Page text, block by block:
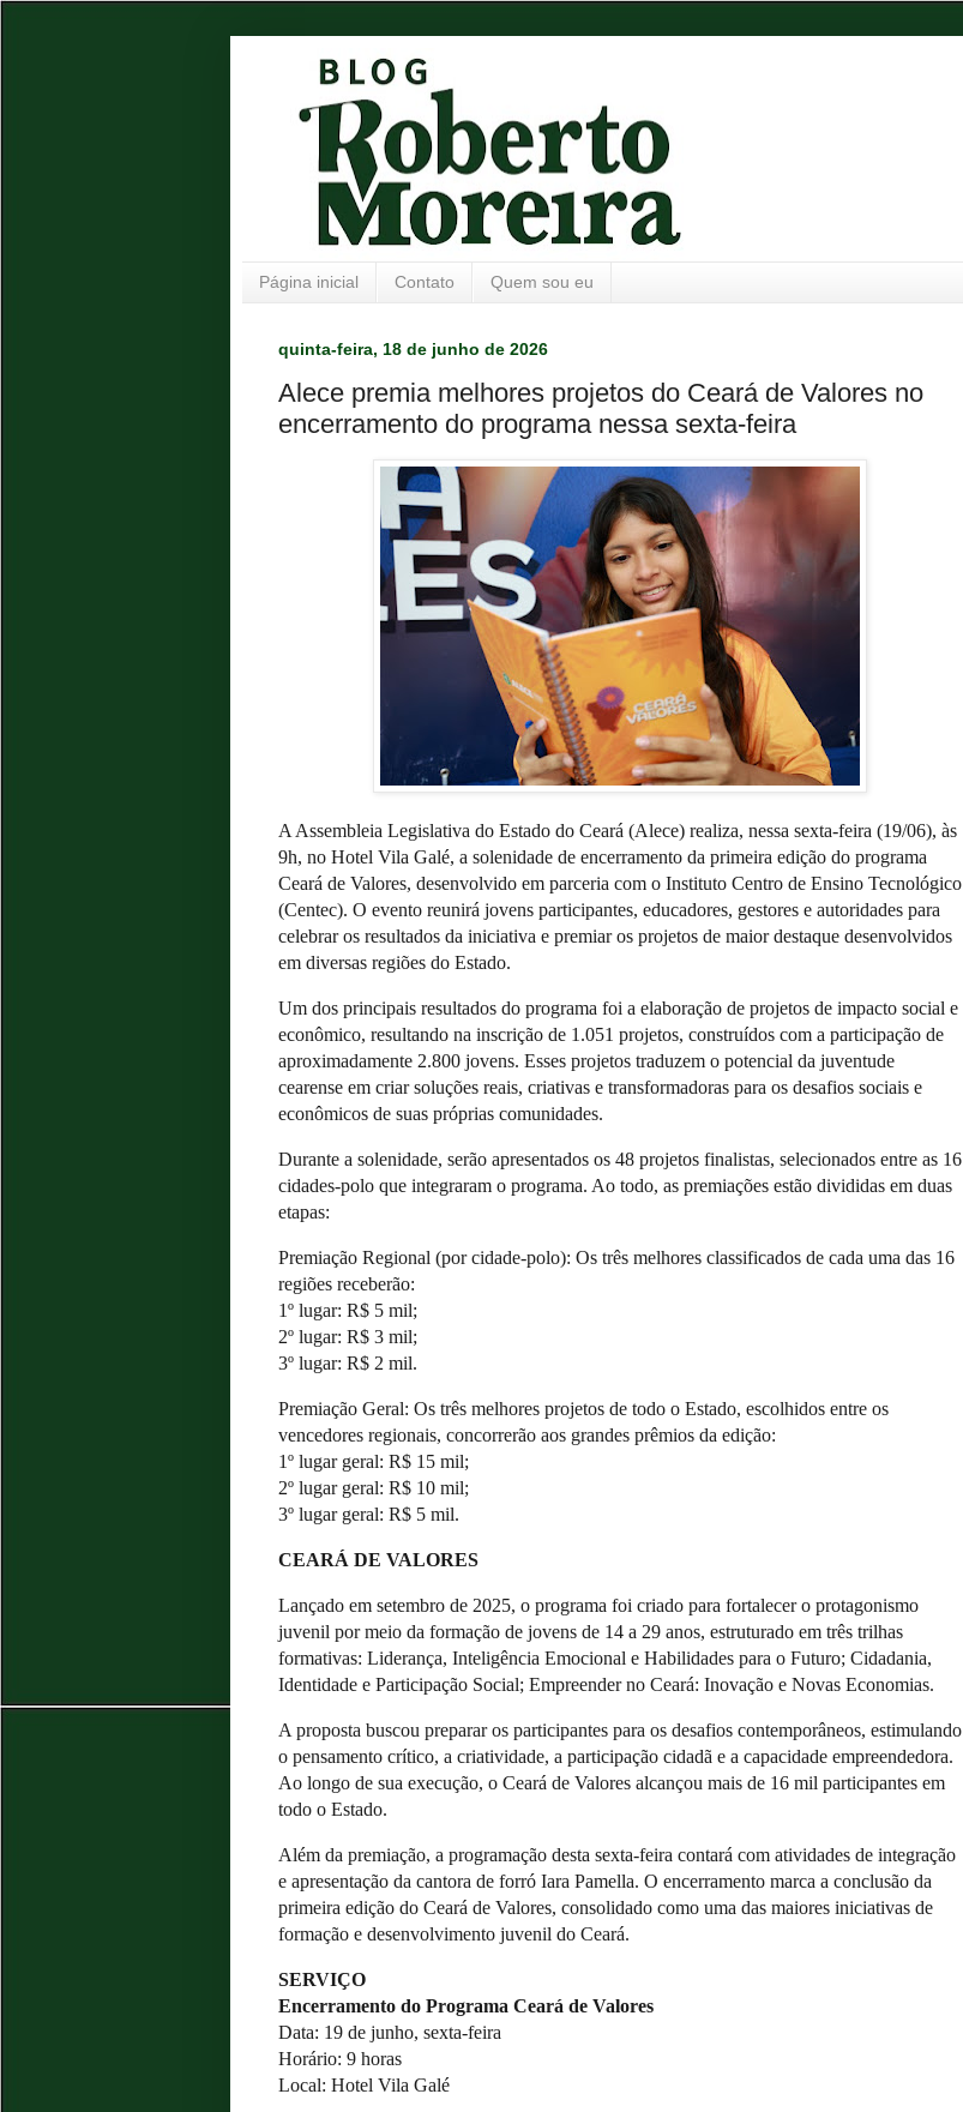
Página inicial Contato Quem sou eu
quinta-feira, 18 de junho de 2026
Alece premia melhores projetos do Ceará de Valores no
encerramento do programa nessa sexta-feira ​
A Assembleia Legislativa do Estado do Ceará (Alece) realiza, nessa sexta-feira (19/06), às
9h, no Hotel Vila Galé, a solenidade de encerramento da primeira edição do programa
Ceará de Valores, desenvolvido em parceria com o Instituto Centro de Ensino Tecnológico
(Centec). O evento reunirá jovens participantes, educadores, gestores e autoridades para
celebrar os resultados da iniciativa e premiar os projetos de maior destaque desenvolvidos
em diversas regiões do Estado.
Um dos principais resultados do programa foi a elaboração de projetos de impacto social e
econômico, resultando na inscrição de 1.051 projetos, construídos com a participação de
aproximadamente 2.800 jovens. Esses projetos traduzem o potencial da juventude
cearense em criar soluções reais, criativas e transformadoras para os desafios sociais e
econômicos de suas próprias comunidades.
Durante a solenidade, serão apresentados os 48 projetos finalistas, selecionados entre as 16
cidades-polo que integraram o programa. Ao todo, as premiações estão divididas em duas
etapas:
Premiação Regional (por cidade-polo): Os três melhores classificados de cada uma das 16
regiões receberão:
1º lugar: R$ 5 mil;
2º lugar: R$ 3 mil;
3º lugar: R$ 2 mil.
Premiação Geral: Os três melhores projetos de todo o Estado, escolhidos entre os
vencedores regionais, concorrerão aos grandes prêmios da edição:
1º lugar geral: R$ 15 mil;
2º lugar geral: R$ 10 mil;
3º lugar geral: R$ 5 mil.
CEARÁ DE VALORES
Lançado em setembro de 2025, o programa foi criado para fortalecer o protagonismo
juvenil por meio da formação de jovens de 14 a 29 anos, estruturado em três trilhas
formativas: Liderança, Inteligência Emocional e Habilidades para o Futuro; Cidadania,
Identidade e Participação Social; Empreender no Ceará: Inovação e Novas Economias.
A proposta buscou preparar os participantes para os desafios contemporâneos, estimulando
o pensamento crítico, a criatividade, a participação cidadã e a capacidade empreendedora.
Ao longo de sua execução, o Ceará de Valores alcançou mais de 16 mil participantes em
todo o Estado.
Além da premiação, a programação desta sexta-feira contará com atividades de integração
e apresentação da cantora de forró Iara Pamella. O encerramento marca a conclusão da
primeira edição do Ceará de Valores, consolidado como uma das maiores iniciativas de
formação e desenvolvimento juvenil do Ceará.
SERVIÇO
Encerramento do Programa Ceará de Valores
Data: 19 de junho, sexta-feira
Horário: 9 horas
Local: Hotel Vila Galé